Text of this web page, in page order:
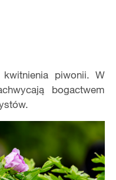
piwonii. W
bogactwem